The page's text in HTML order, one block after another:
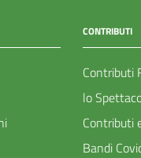
CONTRIBUTI
Contributi
lo
Contributi
Bandi